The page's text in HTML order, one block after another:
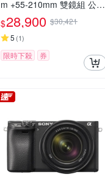
m +55-210mm 雙鏡組 公司
貨
$28,900 $30,421
5 (1)
限時下殺 券